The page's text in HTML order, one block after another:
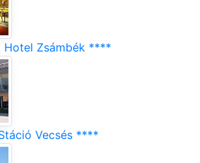
Zsámbék ****
Vecsés ****